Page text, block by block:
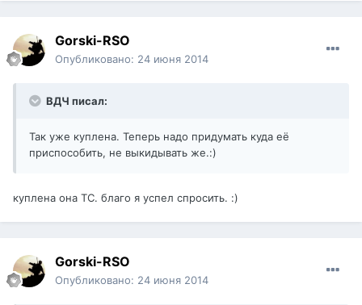
Gorski-RSO
Опубликовано: 24 июня 2014
ВДЧ писал:
Так уже куплена. Теперь надо придумать куда её
приспособить, не выкидывать же.:)
куплена она ТС. благо я успел спросить. :)
Gorski-RSO
Опубликовано: 24 июня 2014